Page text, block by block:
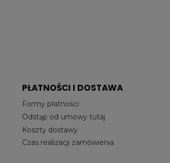
PŁATNOŚCI I DOSTAWA
Formy płatności
Odstąp od umowy tutaj
Koszty dostawy
Czas realizacji zamówienia